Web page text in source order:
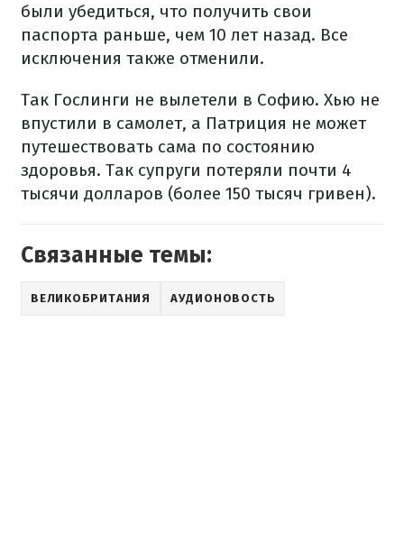
были убедиться, что получить свои
паспорта раньше, чем 10 лет назад. Все
исключения также отменили.
Так Гослинги не вылетели в Софию. Хью не
впустили в самолет, а Патриция не может
путешествовать сама по состоянию
здоровья. Так супруги потеряли почти 4
тысячи долларов (более 150 тысяч гривен).
Связанные темы:
ВЕЛИКОБРИТАНИЯ АУДИОНОВОСТЬ